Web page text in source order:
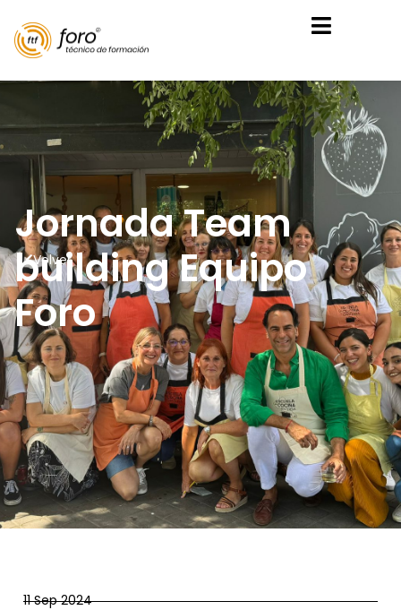
Volver
Jornada Team
building Equipo
Foro
11 Sep 2024